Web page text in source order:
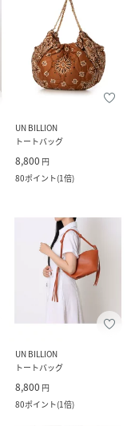
UN BILLION
トートバッグ
8,800 円
80ポイント(1倍)
UN BILLION
トートバッグ
8,800 円
80ポイント(1倍)